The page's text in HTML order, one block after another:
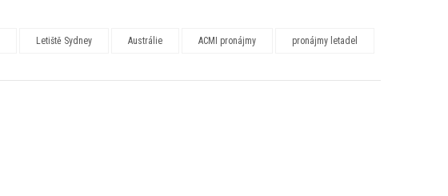
Letiště Sydney Austrálie ACMI pronájmy pronájmy letadel